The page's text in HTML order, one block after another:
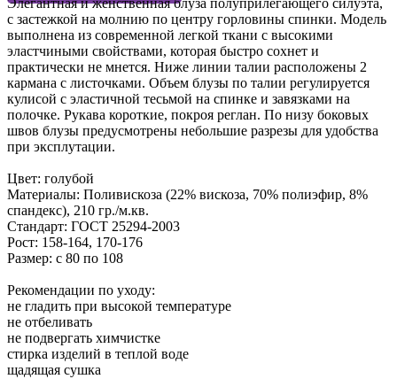
Элегантная и женственная блуза полуприлегающего силуэта,
с застежкой на молнию по центру горловины спинки. Модель
выполнена из современной легкой ткани с высокими
эластчиными свойствами, которая быстро сохнет и
практически не мнется. Ниже линии талии расположены 2
кармана с листочками. Объем блузы по талии регулируется
кулисой с эластичной тесьмой на спинке и завязками на
полочке. Рукава короткие, покроя реглан. По низу боковых
швов блузы предусмотрены небольшие разрезы для удобства
при эксплутации.
Цвет: голубой
Материалы: Поливискоза (22% вискоза, 70% полиэфир, 8%
спандекс), 210 гр./м.кв.
Стандарт: ГОСТ 25294-2003
Рост: 158-164, 170-176
Размер: с 80 по 108
Рекомендации по уходу:
не гладить при высокой температуре
не отбеливать
не подвергать химчистке
стирка изделий в теплой воде
щадящая сушка